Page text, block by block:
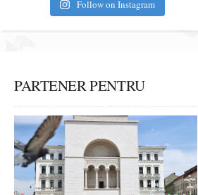
Follow on Instagram
PARTENER PENTRU